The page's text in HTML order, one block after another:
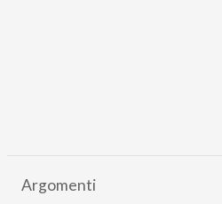
Argomenti